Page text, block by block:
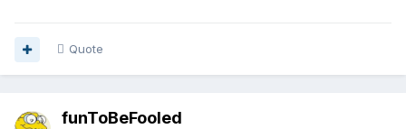
Quote
funToBeFooled